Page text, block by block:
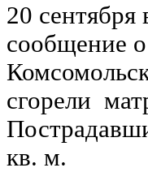
20
сообщение
сгорели
кв. м.